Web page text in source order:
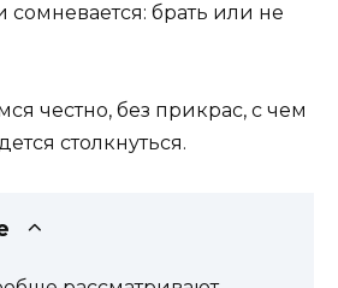
брать или не
честно, без прикрас, с чем
столкнуться.